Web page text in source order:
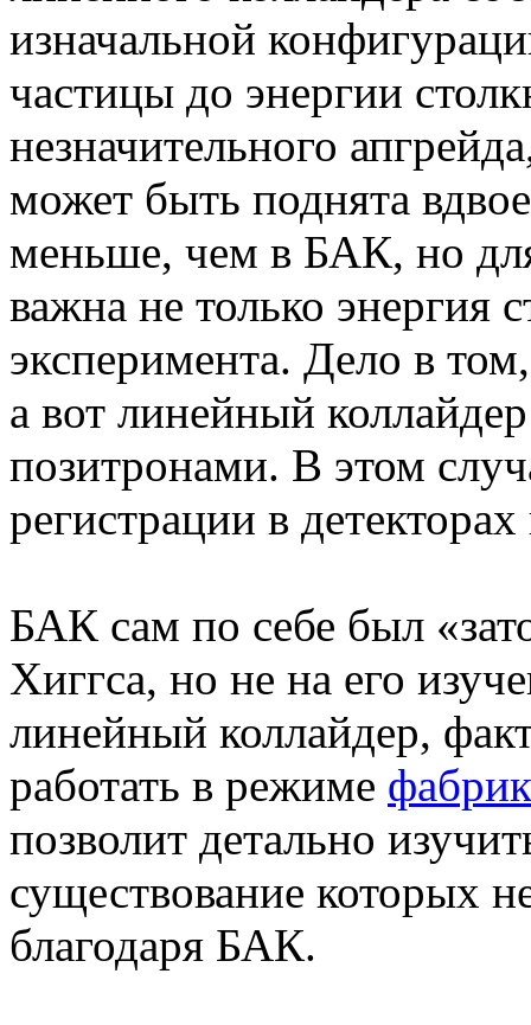
изначальной
частицы до энергии
незначительного
может быть поднята
меньше, чем в БАК, но
важна не только энергия
эксперимента. Дело в
а вот линейный
позитронами. В этом
регистрации в
БАК сам по себе был
Хиггса, но не на его
линейный коллайдер,
работать в режиме
позволит детально
существование которых
благодаря БАК.